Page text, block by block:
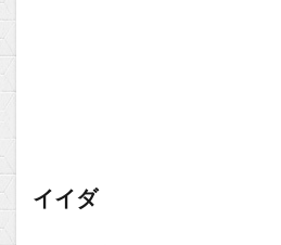
イイダ